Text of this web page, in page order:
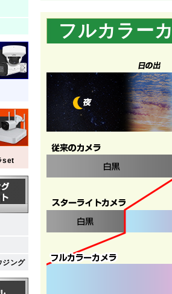
set
ジング
フルカラー